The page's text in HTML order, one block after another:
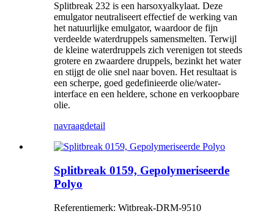
Splitbreak 232 is een harsoxyalkylaat. Deze
emulgator neutraliseert effectief de werking van
het natuurlijke emulgator, waardoor de fijn
verdeelde waterdruppels samensmelten. Terwijl
de kleine waterdruppels zich verenigen tot steeds
grotere en zwaardere druppels, bezinkt het water
en stijgt de olie snel naar boven. Het resultaat is
een scherpe, goed gedefinieerde olie/water-
interface en een heldere, schone en verkoopbare
olie.
navraagdetail
Splitbreak 0159, Gepolymeriseerde
Polyo
Referentiemerk: Witbreak-DRM-9510